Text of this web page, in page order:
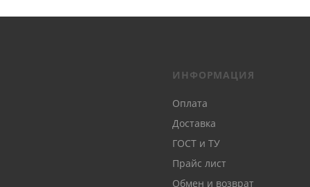
ИНФОРМАЦИЯ
Оплата
Доставка
ГОСТ и ТУ
Прайс лист
Обмен и возврат